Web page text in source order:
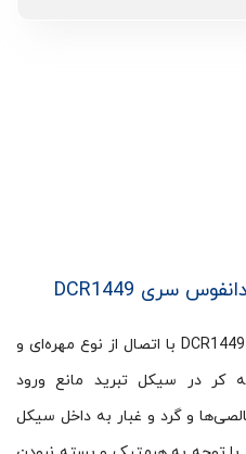
پوسته سه کر ۱٫۸ ۱ دانفوس سری DCR1449 با اتصال از نوع مهره‌ای و
سه کر در سیکل تبرید مانع ورود
و گرد و غبار به داخل سیکل